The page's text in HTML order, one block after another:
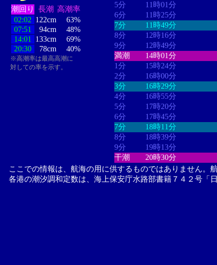
潮回り 長潮 高潮率
02:02 122cm
63%
07:51
94cm
48%
14:01
133cm
69%
20:30
78cm 40%
※高潮率は最高高潮に
対しての率を示す。
5分
11時01分
6分
11時25分
7分
11時49分
8分
12時16分
9分
12時49分
満潮
14時01分
1分
15時24分
2分
16時00分
3分
16時29分
4分
16時55分
5分
17時20分
6分
17時45分
7分
18時11分
8分
18時39分
9分
19時13分
干潮
20時30分
ここでの情報は、航海の用に供するものではありません。
各港の潮汐調和定数は、海上保安庁水路部書籍７４２号「